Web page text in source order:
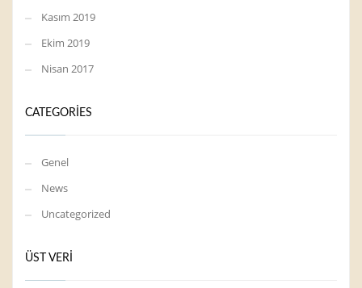
Kasım 2019
Ekim 2019
Nisan 2017
CATEGORIES
Genel
News
Uncategorized
ÜST VERI